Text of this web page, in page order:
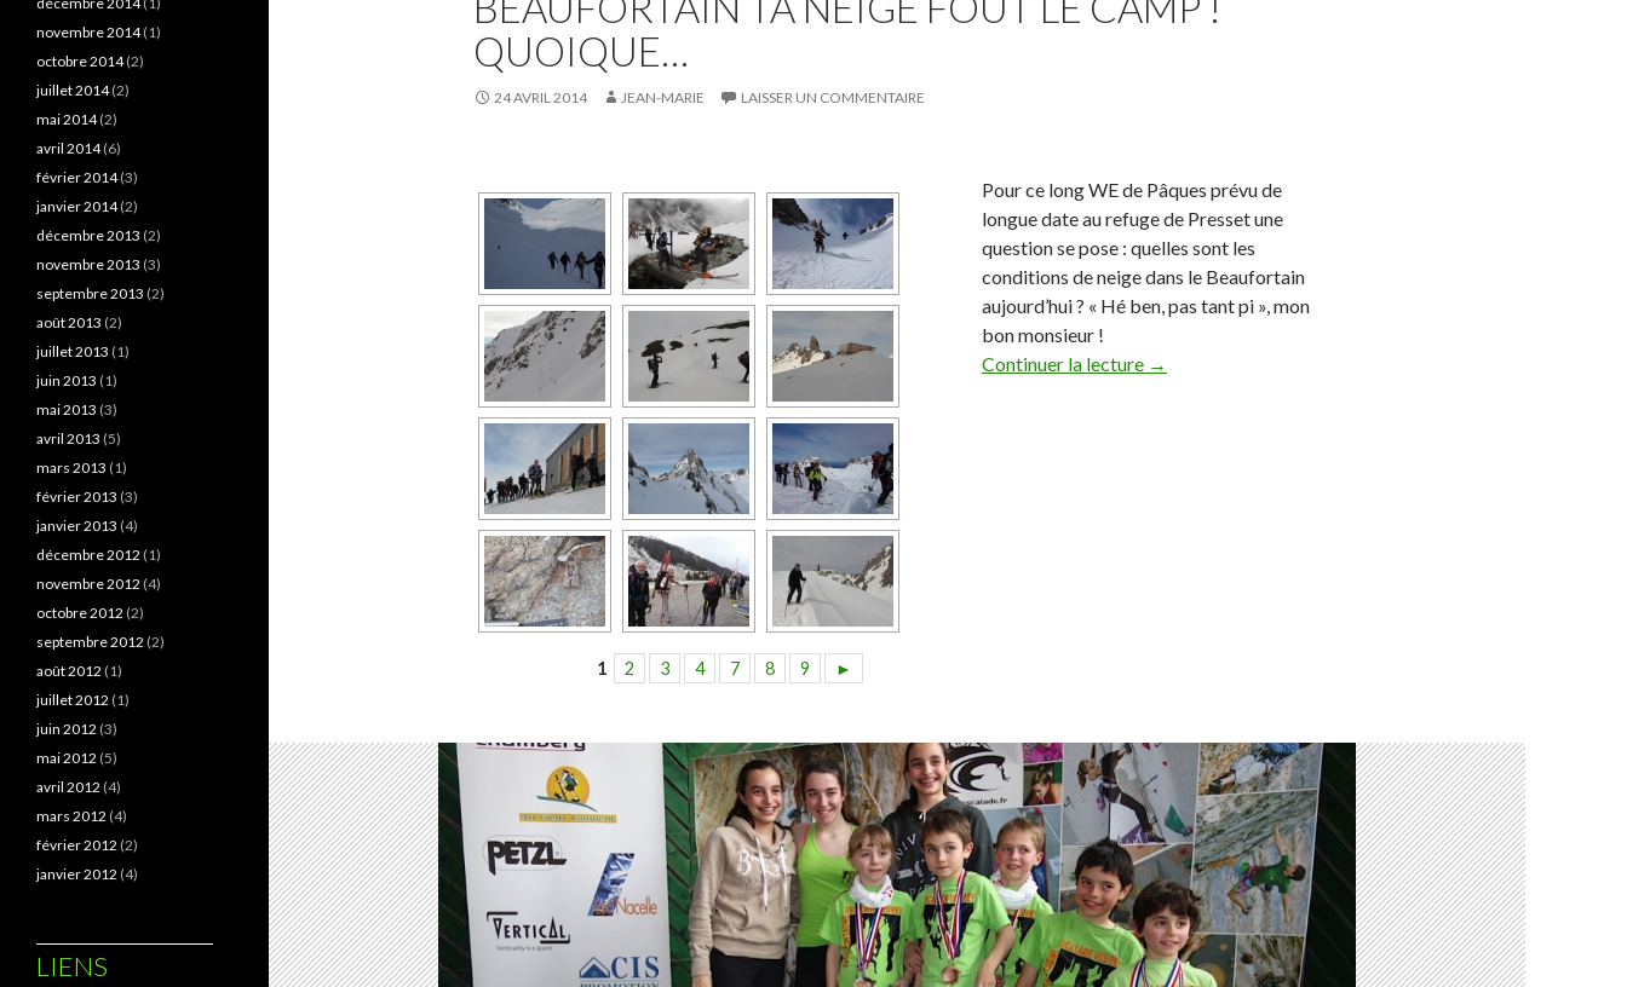
QUOIQUE…
24 AVRIL 2014 JEAN-MARIE LAISSER UN COMMENTAIRE
1 2 3 4 7 8 9 ►
Pour ce long WE de Pâques prévu de
longue date au refuge de Presset une
question se pose : quelles sont les
conditions de neige dans le Beaufortain
aujourd’hui ? « Hé ben, pas tant pi », mon
bon monsieur !
Continuer la lecture →
novembre 2014(1)
octobre 2014(2)
juillet 2014(2)
mai 2014(2)
avril 2014(6)
février 2014(3)
janvier 2014(2)
décembre 2013 (2)
novembre 2013 (3)
septembre 2013 (2)
août 2013 (2)
juillet 2013 (1)
juin 2013 (1)
mai 2013 (3)
avril 2013 (5)
mars 2013 (1)
février 2013 (3)
janvier 2013 (4)
décembre 2012 (1)
novembre 2012 (4)
octobre 2012 (2)
septembre 2012 (2)
août 2012 (1)
juillet 2012 (1)
juin 2012 (3)
mai 2012 (5)
avril 2012 (4)
mars 2012 (4)
février 2012 (2)
janvier 2012 (4)
LIENS